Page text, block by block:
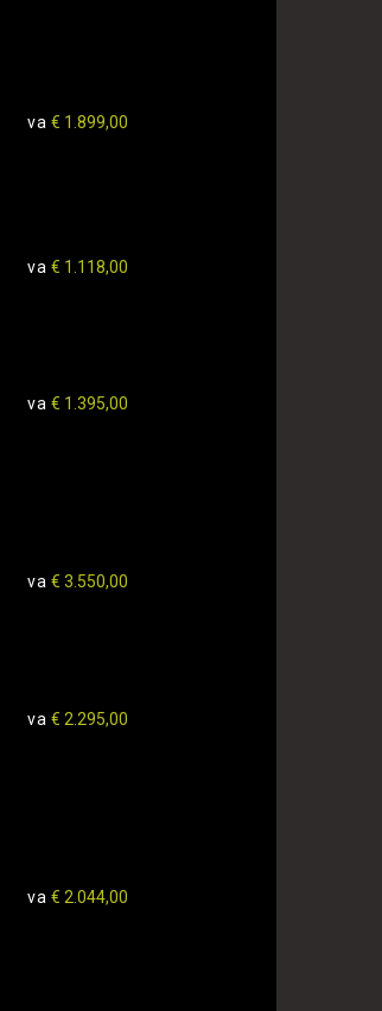
va € 1.899,00
va € 1.118,00
va € 1.395,00
va € 3.550,00
va € 2.295,00
va € 2.044,00